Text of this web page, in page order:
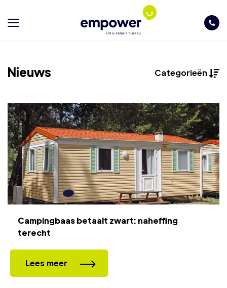
Nieuws Categorieën
Campingbaas betaalt zwart: naheffing
terecht
Lees meer